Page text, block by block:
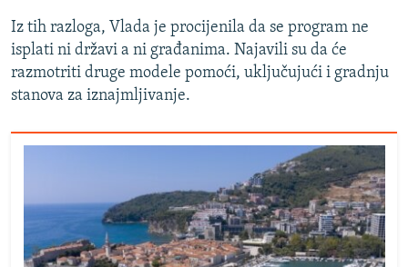
Iz tih razloga, Vlada je procijenila da se program ne
isplati ni državi a ni građanima. Najavili su da će
razmotriti druge modele pomoći, uključujući i gradnju
stanova za iznajmljivanje.